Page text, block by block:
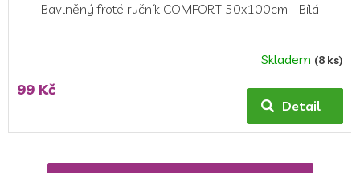
Bavlněný froté ručník COMFORT 50x100cm - Bílá
Skladem (8 ks)
99 Kč
Detail